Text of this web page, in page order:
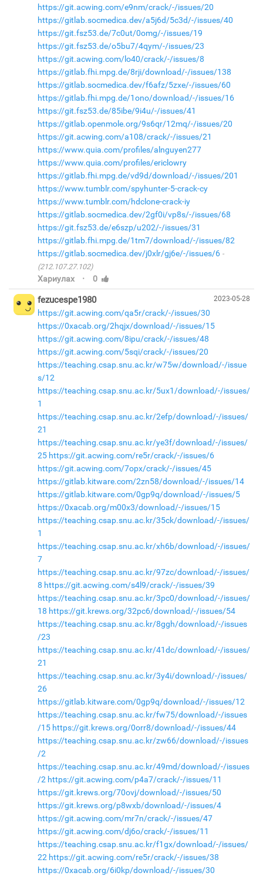
https://git.acwing.com/e9nm/crack/-/issues/20
https://gitlab.socmedica.dev/a5j6d/5c3d/-/issues/40
https://git.fsz53.de/7c0ut/0omg/-/issues/19
https://git.fsz53.de/o5bu7/4qym/-/issues/23
https://git.acwing.com/lo40/crack/-/issues/8
https://gitlab.fhi.mpg.de/8rji/download/-/issues/138
https://gitlab.socmedica.dev/f6afz/5zxe/-/issues/60
https://gitlab.fhi.mpg.de/1ono/download/-/issues/16
https://git.fsz53.de/85ibe/9i4u/-/issues/41
https://gitlab.openmole.org/9s6qr/12mq/-/issues/20
https://git.acwing.com/a108/crack/-/issues/21
https://www.quia.com/profiles/alnguyen277
https://www.quia.com/profiles/ericlowry
https://gitlab.fhi.mpg.de/vd9d/download/-/issues/201
https://www.tumblr.com/spyhunter-5-crack-cy
https://www.tumblr.com/hdclone-crack-iy
https://gitlab.socmedica.dev/2gf0i/vp8s/-/issues/68
https://git.fsz53.de/e6szp/u202/-/issues/31
https://gitlab.fhi.mpg.de/1tm7/download/-/issues/82
https://gitlab.socmedica.dev/j0xlr/gj6e/-/issues/6
(212.107.27.102)
Хариулах · 0
2023-05-28
fezucespe1980
https://git.acwing.com/qa5r/crack/-/issues/30
https://0xacab.org/2hqjx/download/-/issues/15
https://git.acwing.com/8ipu/crack/-/issues/48
https://git.acwing.com/5sqi/crack/-/issues/20
https://teaching.csap.snu.ac.kr/w75w/download/-/issue
s/12
https://teaching.csap.snu.ac.kr/5ux1/download/-/issues/
1
https://teaching.csap.snu.ac.kr/2efp/download/-/issues/
21
https://teaching.csap.snu.ac.kr/ye3f/download/-/issues/
25 https://git.acwing.com/re5r/crack/-/issues/6
https://git.acwing.com/7opx/crack/-/issues/45
https://gitlab.kitware.com/2zn58/download/-/issues/14
https://gitlab.kitware.com/0gp9q/download/-/issues/5
https://0xacab.org/m00x3/download/-/issues/15
https://teaching.csap.snu.ac.kr/35ck/download/-/issues/
1
https://teaching.csap.snu.ac.kr/xh6b/download/-/issues/
7
https://teaching.csap.snu.ac.kr/97zc/download/-/issues/
8 https://git.acwing.com/s4l9/crack/-/issues/39
https://teaching.csap.snu.ac.kr/3pc0/download/-/issues/
18 https://git.krews.org/32pc6/download/-/issues/54
https://teaching.csap.snu.ac.kr/8ggh/download/-/issues
/23
https://teaching.csap.snu.ac.kr/41dc/download/-/issues/
21
https://teaching.csap.snu.ac.kr/3y4i/download/-/issues/
26
https://gitlab.kitware.com/0gp9q/download/-/issues/12
https://teaching.csap.snu.ac.kr/fw75/download/-/issues
/15 https://git.krews.org/0orr8/download/-/issues/44
https://teaching.csap.snu.ac.kr/zw66/download/-/issues
/2
https://teaching.csap.snu.ac.kr/49md/download/-/issues
/2 https://git.acwing.com/p4a7/crack/-/issues/11
https://git.krews.org/70ovj/download/-/issues/50
https://git.krews.org/p8wxb/download/-/issues/4
https://git.acwing.com/mr7n/crack/-/issues/47
https://git.acwing.com/dj6o/crack/-/issues/11
https://teaching.csap.snu.ac.kr/f1gx/download/-/issues/
22 https://git.acwing.com/re5r/crack/-/issues/38
https://0xacab.org/6i0kp/download/-/issues/30